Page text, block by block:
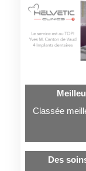
Classée
Des